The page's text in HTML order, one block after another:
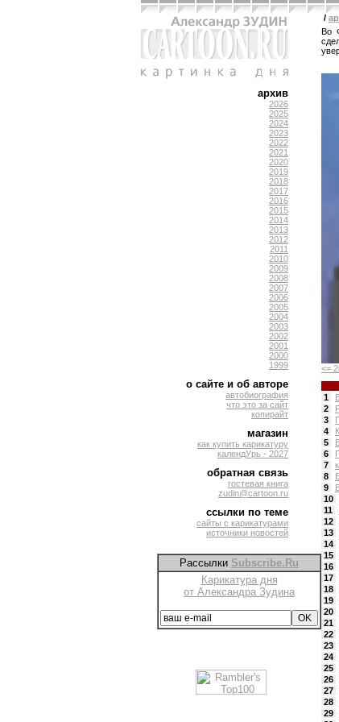
архив
2026
2025
2024
2023
2022
2021
2020
2019
2018
2017
2016
2015
2014
2013
2012
2011
2010
2009
2008
2007
2006
2005
2004
2003
2002
2001
2000
1999
о сайте и об авторе
автобиография
что это за сайт
копирайт
магазин
как купить карикатуру
календУрь - 2027
обратная связь
гостевая книга
zudin@cartoon.ru
ссылки по теме
сайты с карикатурами
источники новостей
Рассылки Subscribe.Ru
Карикатура дня
от Александра Зудина
/
Во
<=
1
2
3
4
5
6
7
8
9
10
11
12
13
14
15
16
17
18
19
20
21
22
23
24
25
26
27
28
29